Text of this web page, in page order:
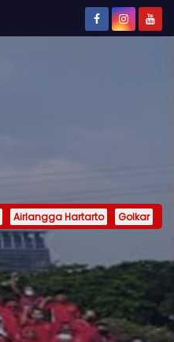
Airlangga Hartarto Golkar